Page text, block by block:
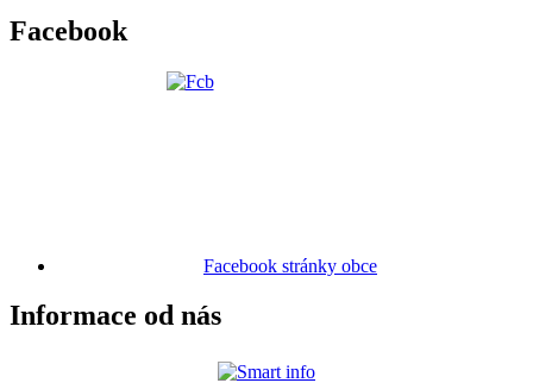
Facebook
Facebook stránky obce
Informace od nás